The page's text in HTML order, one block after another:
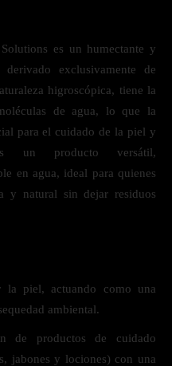
es un humectante y
exclusivamente de
higroscópica, tiene la
de agua, lo que la
para el cuidado de la piel y
un producto versátil,
en agua, ideal para quienes
y natural sin dejar residuos
la piel, actuando como una
ambiental.
de productos de cuidado
jabones y lociones) con una